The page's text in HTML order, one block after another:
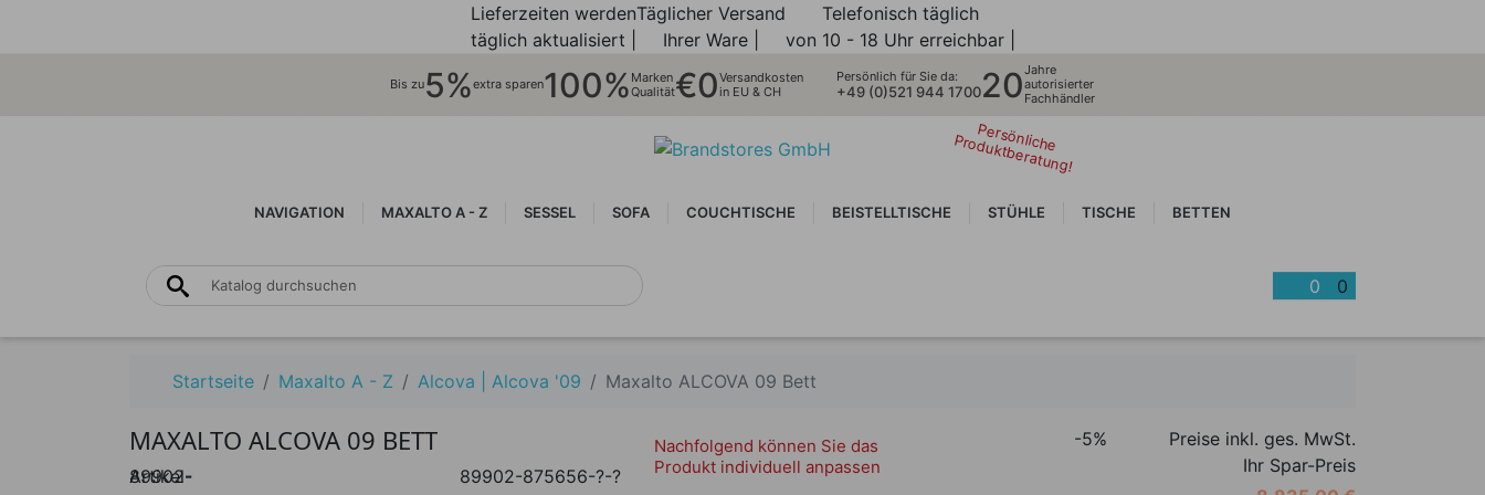
Lieferzeiten werden
täglich aktualisiert |
Täglicher Versand
Ihrer Ware |
Telefonisch täglich
von 10 - 18 Uhr erreichbar |
Bis zu5%extra sparen100% Marken
Qualität€0Versandkosten
in EU & CH
Persönlich für Sie da:
+49 (0)521 944 1700
Persönliche
Produktberatung!
20Jahre
autorisierter
Fachhändler
NAVIGATION MAXALTO A - Z SESSEL SOFA COUCHTISCHE BEISTELLTISCHE STÜHLE TISCHE BETTEN
0 0
Startseite Maxalto A - Z Alcova | Alcova '09 Maxalto ALCOVA 09 Bett
MAXALTO ALCOVA 09 BETT
Artikel-
89902-
89902-875656-?-?
Nachfolgend können Sie das
Produkt individuell anpassen
-5%
Preise inkl. ges. MwSt.
Ihr Spar-Preis